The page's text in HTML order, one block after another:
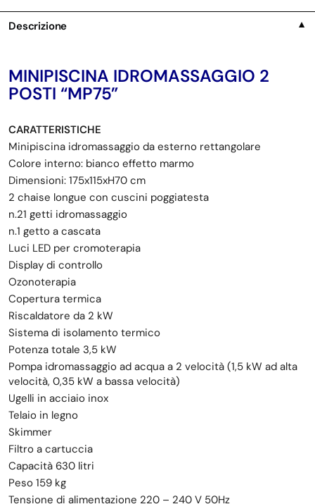
Descrizione ▼
MINIPISCINA IDROMASSAGGIO 2
POSTI “MP75”
CARATTERISTICHE
Minipiscina idromassaggio da esterno rettangolare
Colore interno: bianco effetto marmo
Dimensioni: 175x115xH70 cm
2 chaise longue con cuscini poggiatesta
n.21 getti idromassaggio
n.1 getto a cascata
Luci LED per cromoterapia
Display di controllo
Ozonoterapia
Copertura termica
Riscaldatore da 2 kW
Sistema di isolamento termico
Potenza totale 3,5 kW
Pompa idromassaggio ad acqua a 2 velocità (1,5 kW ad alta
velocità, 0,35 kW a bassa velocità)
Ugelli in acciaio inox
Telaio in legno
Skimmer
Filtro a cartuccia
Capacità 630 litri
Peso 159 kg
Tensione di alimentazione 220 – 240 V 50Hz